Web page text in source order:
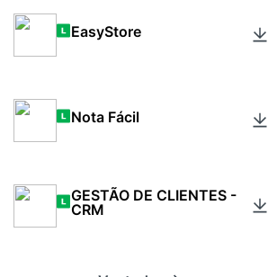
EasyStore
Nota Fácil
GESTÃO DE CLIENTES -
CRM